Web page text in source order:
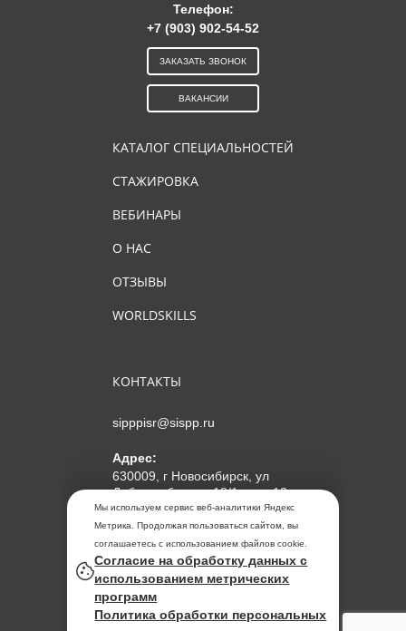
Мы используем сервис веб-аналитики Яндекс
Метрика. Продолжая пользоваться сайтом, вы
соглашаетесь с использованием файлов cookie.
Согласие на обработку данных с
использованием метрических
программ
Политика обработки персональных
КАТАЛОГ СПЕЦИАЛЬНОСТЕЙ
СТАЖИРОВКА
ВЕБИНАРЫ
О НАС
ОТЗЫВЫ
WORLDSKILLS
КОНТАКТЫ
sipppisr@sispp.ru
Адрес:
630009, г Новосибирск, ул
Добролюбова, д 18/1, пом 12
АНО ДПО "МИПКП"
ИНН5405963859
ОГРН 1155476104354
Политика обработки
персональных данных
Телефон:
+7 (903) 902-54-52
ЗАКАЗАТЬ ЗВОНОК
ВАКАНСИИ